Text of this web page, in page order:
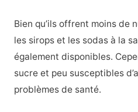
Bien qu’ils offrent moins de
les sirops et les sodas à la
également disponibles.
sucre et peu susceptibles
problèmes de santé.